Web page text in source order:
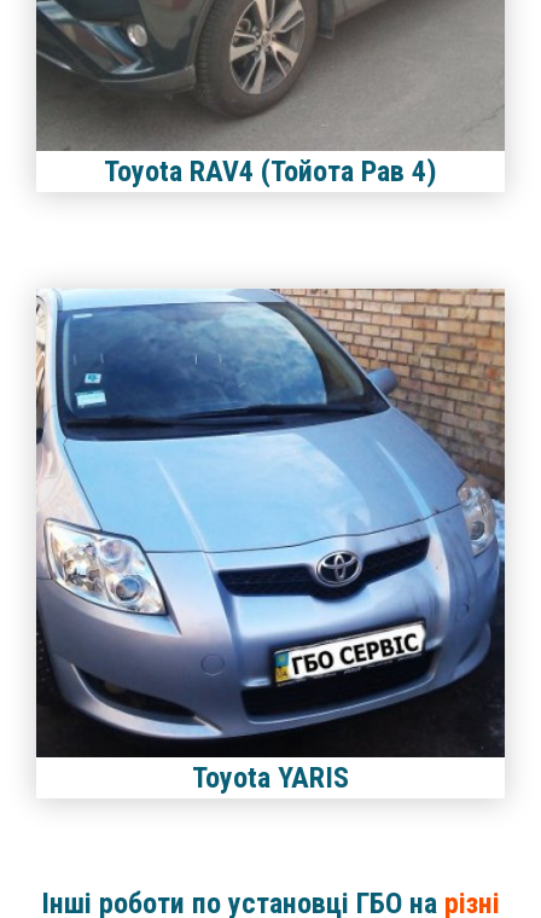
Toyota RAV4 (Тойота Рав 4)
Toyota YARIS
Інші роботи по установці ГБО на різні